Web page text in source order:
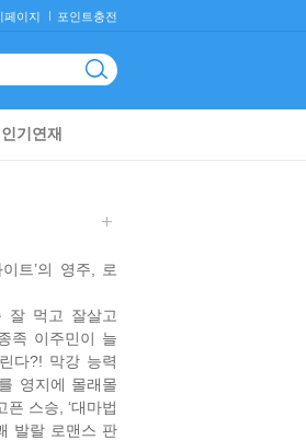
페이지 포인트충전
인기연재
트’의 영주, 로
잘 먹고 잘살고
족 이주민이 늘
다?! 막강 능력
영지에 몰래몰
스승, ‘대마법
발랄 로맨스 판